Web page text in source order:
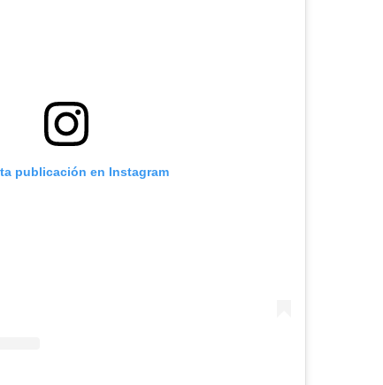
publicación en Instagram